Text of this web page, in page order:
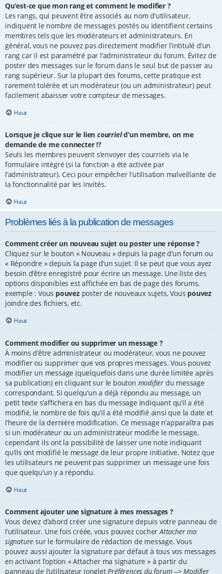
Qu’est-ce que mon rang et comment le modifier ?
Les rangs, qui peuvent être associés au nom d’utilisateur,
indiquent le nombre de messages postés ou identifient certains
membres tels que les modérateurs et administrateurs. En
général, vous ne pouvez pas directement modifier l’intitulé d’un
rang car il est paramétré par l’administrateur du forum. Évitez de
poster des messages sur le forum dans le seul but de passer au
rang supérieur. Sur la plupart des forums, cette pratique est
rarement tolérée et un modérateur (ou un administrateur) peut
facilement abaisser votre compteur de messages.
Haut
Lorsque je clique sur le lien courrield’un membre, on me
demande de me connecter !?
Seuls les membres peuvent s’envoyer des courriels via le
formulaire intégré (si la fonction a été activée par
l’administrateur). Ceci pour empêcher l’utilisation malveillante de
la fonctionnalité par les invités.
Haut
Problèmes liés à la publication de messages
Comment créer un nouveau sujet ou poster une réponse ?
Cliquez sur le bouton « Nouveau » depuis la page d’un forum ou
« Répondre » depuis la page d’un sujet. Il se peut que vous ayez
besoin d’être enregistré pour écrire un message. Une liste des
options disponibles est affichée en bas de page des forums,
exemple : Vous pouvezposter de nouveaux sujets, Vous pouvez
joindre des fichiers, etc.
Haut
Comment modifier ou supprimer un message ?
À moins d’être administrateur ou modérateur, vous ne pouvez
modifier ou supprimer que vos propres messages. Vous pouvez
modifier un message (quelquefois dans une durée limitée après
sa publication) en cliquant sur le bouton modifier du message
correspondant. Si quelqu’un a déjà répondu au message, un
petit texte s’affichera en bas du message indiquant qu’il a été
modifié, le nombre de fois qu’il a été modifié ainsi que la date et
l’heure de la dernière modification. Ce message n’apparaîtra pas
si un modérateur ou un administrateur modifie le message,
cependant ils ont la possibilité de laisser une note indiquant
qu’ils ont modifié le message de leur propre initiative. Notez que
les utilisateurs ne peuvent pas supprimer un message une fois
que quelqu’un y a répondu.
Haut
Comment ajouter une signature à mes messages ?
Vous devez d’abord créer une signature depuis votre panneau de
l’utilisateur. Une fois créée, vous pouvez cocherAttacher ma
signature sur le formulaire de rédaction de message. Vous
pouvez aussi ajouter la signature par défaut à tous vos messages
en activant l’option « Attacher ma signature » à partir du
panneau de l’utilisateur (ongletPréférences du forum --> Modifier